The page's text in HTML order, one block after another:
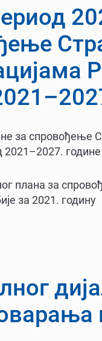
за спровођење
2021–2027. године
плана за
за 2021. годину